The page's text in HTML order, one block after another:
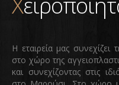
Η εταιρεία μας
στο χώρο της
και συνεχίζοντας στις